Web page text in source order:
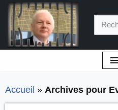
Aller
au
contenu
Accueil » Archives pour